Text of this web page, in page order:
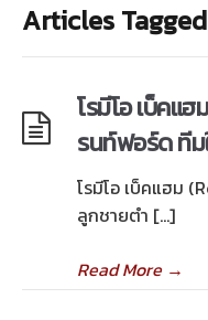
Articles
โรมีโอ เบ็คแ
รนท์ฟอร์ด ที
โรมีโอ เบ็คแฮม
ลูกชายตำ […]
Read More→